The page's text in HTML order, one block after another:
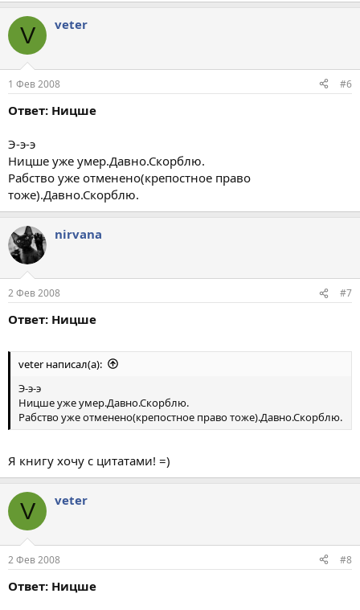
V veter
1 Фев 2008 #6
Ответ: Ницше
Э-э-э
Ницше уже умер.Давно.Скорблю.
Рабство уже отменено(крепостное право
тоже).Давно.Скорблю.
nirvana
2 Фев 2008 #7
Ответ: Ницше
veter написал(а):
Э-э-э
Ницше уже умер.Давно.Скорблю.
Рабство уже отменено(крепостное право тоже).Давно.Скорблю.
Я книгу хочу с цитатами! =)
V veter
2 Фев 2008 #8
Ответ: Ницше